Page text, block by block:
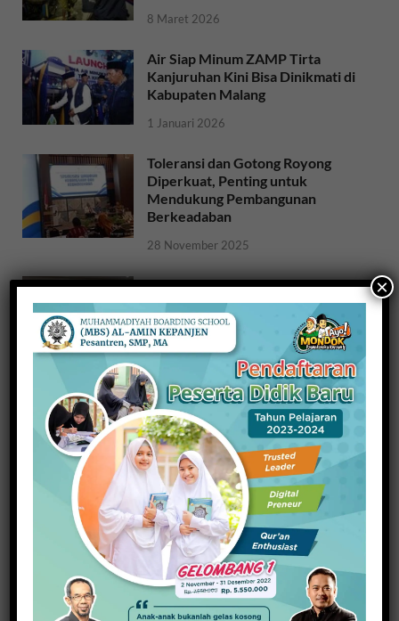
8 Maret 2026
Air Siap Minum ZAMP Tirta
Kanjuruhan Kini Bisa Dinikmati di
Kabupaten Malang
1 Januari 2026
Toleransi dan Gotong Royong
Diperkuat, Penting untuk
Mendukung Pembangunan
Berkeadaban
28 November 2025
Sosialisasi Ideologi dan Sejarah
Bangsa: Meneguhkan Jati Diri
Bangsa untuk NKRI
26 November 2025
Raih Indeks Harmoni Indonesia
dari Mendagri, Kesbangpol
Wujudkan Kampung Harmoni
20 November 2025
×